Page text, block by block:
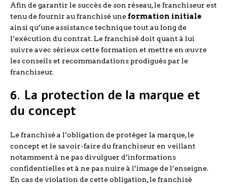
Afin de garantir le succès de son réseau, le franchiseur est
tenu de fournir au franchisé une formation initiale
ainsi qu’une assistance technique tout au long de
l’exécution du contrat. Le franchisé doit quant à lui
suivre avec sérieux cette formation et mettre en œuvre
les conseils et recommandations prodigués par le
franchiseur.
6. La protection de la marque et
du concept
Le franchisé a l’obligation de protéger la marque, le
concept et le savoir-faire du franchiseur en veillant
notamment à ne pas divulguer d’informations
confidentielles et à ne pas nuire à l’image de l’enseigne.
En cas de violation de cette obligation, le franchisé